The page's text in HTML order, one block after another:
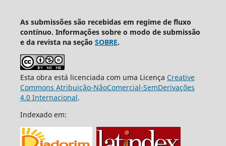
As submissões são recebidas em regime de fluxo
contínuo. Informações sobre o modo de submissão
e da revista na seção SOBRE.
Esta obra está licenciada com uma Licença Creative
Commons Atribuição-NãoComercial-SemDerivações
4.0 Internacional.
Indexado em: